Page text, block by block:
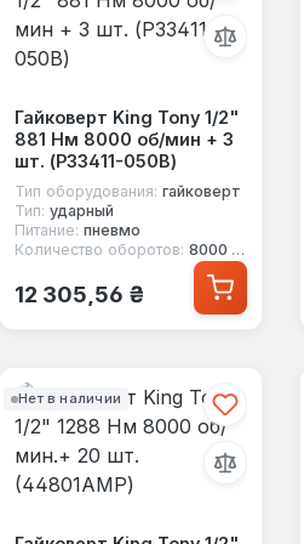
Гайковерт King Tony 1/2"
881 Нм 8000 об/мин + 3
шт. (P33411-050B)
Тип оборудования: гайковерт
Тип: ударный
Питание: пневмо
Количество оборотов: 8000 об/мин
Обычная цена:
12 305,56 ₴
Нет в наличии